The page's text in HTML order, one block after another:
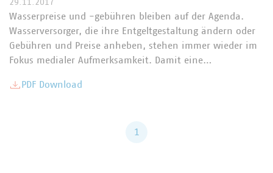
29.11.2017
Wasserpreise und -gebühren bleiben auf der Agenda.
Wasserversorger, die ihre Entgeltgestaltung ändern oder
Gebühren und Preise anheben, stehen immer wieder im
Fokus medialer Aufmerksamkeit. Damit eine…
PDF Download
1